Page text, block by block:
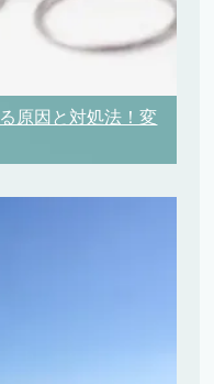
原因と対処法！変